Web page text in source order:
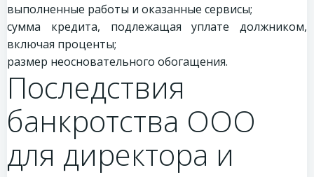
выполненные работы и оказанные сервисы;
сумма кредита, подлежащая уплате должником,
включая проценты;
размер неосновательного обогащения.
Последствия
банкротства ООО
для директора и